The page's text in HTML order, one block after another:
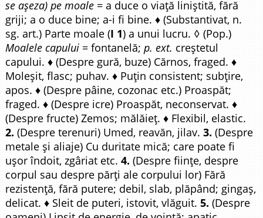
se așeza) pe moale = a duce o viață liniștită, fără
griji; a o duce bine; a-i fi bine. ♦ (Substantivat, n.
sg. art.) Parte moale (I 1) a unui lucru. ◊ (Pop.)
Moalele capului = fontanelă;p. ext. creștetul
capului. ♦ (Despre gură, buze) Cărnos, fraged. ♦
Moleșit, flasc; puhav. ♦ Puțin consistent; subțire,
apos. ♦ (Despre pâine, cozonac etc.) Proaspăt;
fraged. ♦ (Despre icre) Proaspăt, neconservat. ♦
(Despre fructe) Zemos; mălăieț. ♦ Flexibil, elastic.
2. (Despre terenuri) Umed, reavăn, jilav.3. (Despre
metale și aliaje) Cu duritate mică; care poate fi
ușor îndoit, zgâriat etc.4. (Despre ființe, despre
corpul sau despre părți ale corpului lor) Fără
rezistență, fără putere; debil, slab, plăpând; gingaș,
delicat. ♦ Sleit de puteri, istovit, vlăguit.5. (Despre